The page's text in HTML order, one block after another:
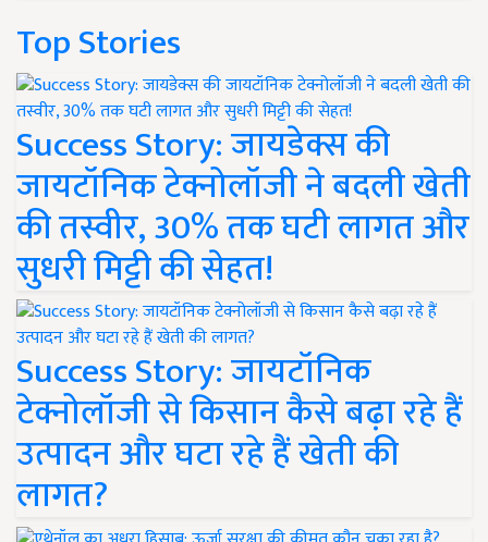
Top Stories
Success Story: जायडेक्स की
जायटॉनिक टेक्नोलॉजी ने बदली खेती
की तस्वीर, 30% तक घटी लागत और
सुधरी मिट्टी की सेहत!
Success Story: जायटॉनिक
टेक्नोलॉजी से किसान कैसे बढ़ा रहे हैं
उत्पादन और घटा रहे हैं खेती की
लागत?